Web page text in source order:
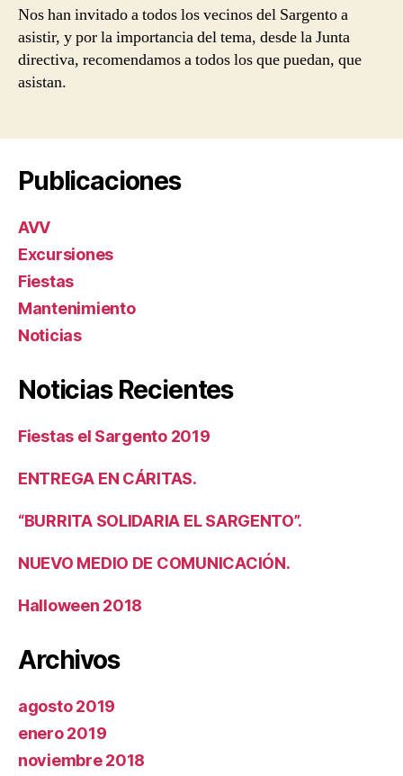
Nos han invitado a todos los vecinos del Sargento a
asistir, y por la importancia del tema, desde la Junta
directiva, recomendamos a todos los que puedan, que
asistan.
Publicaciones
AVV
Excursiones
Fiestas
Mantenimiento
Noticias
Noticias Recientes
Fiestas el Sargento 2019
ENTREGA EN CÁRITAS.
“BURRITA SOLIDARIA EL SARGENTO”.
NUEVO MEDIO DE COMUNICACIÓN.
Halloween 2018
Archivos
agosto 2019
enero 2019
noviembre 2018